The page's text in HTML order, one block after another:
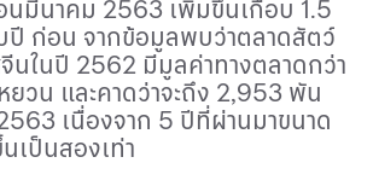
นมีนาคม 2563 เพิ่มขึ้นเกือบ 1.5
ปี ก่อน จากข้อมูลพบว่าตลาดสัตว์
นในปี 2562 มีมูลค่าทางตลาดกว่า
วน และคาดว่าจะถึง 2,953 พัน
เนื่องจาก 5 ปีที่ผ่านมาขนาด
เป็นสองเท่า